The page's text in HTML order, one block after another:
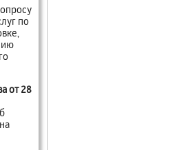
по
от 28